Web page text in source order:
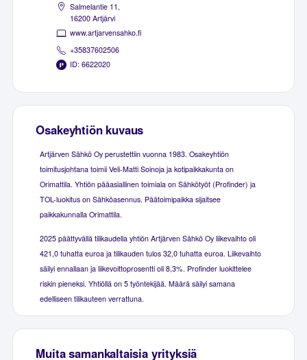
Salmelantie 11,
16200 Artjärvi
www.artjarvensahko.fi
+35837602506
ID: 6622020
Osakeyhtiön kuvaus
Artjärven Sähkö Oy perustettiin vuonna 1983. Osakeyhtiön
toimitusjohtana toimii Veli-Matti Soinoja ja kotipaikkakunta on
Orimattila. Yhtiön pääasiallinen toimiala on Sähkötyöt (Profinder) ja
TOL-luokitus on Sähköasennus. Päätoimipaikka sijaitsee
paikkakunnalla Orimattila.
2025 päättyvällä tilikaudella yhtiön Artjärven Sähkö Oy liikevaihto oli
421,0 tuhatta euroa ja tilikauden tulos 32,0 tuhatta euroa. Liikevaihto
säilyi ennallaan ja liikevoittoprosentti oli 8,3%. Profinder luokittelee
riskin pieneksi. Yhtiöllä on 5 työntekijää. Määrä säilyi samana
edelliseen tilikauteen verrattuna.
Muita samankaltaisia yrityksiä